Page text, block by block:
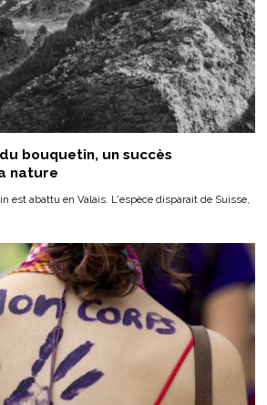
bouquetin, un succès
nature
est abattu en Valais. L'espèce disparait de Suisse,